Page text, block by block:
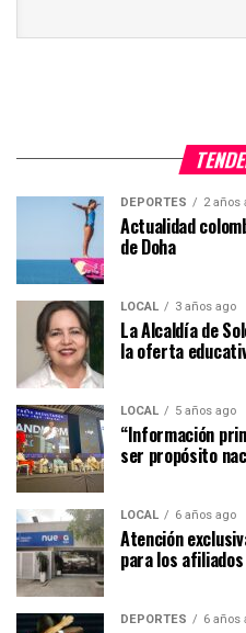
DEPORTES 2 años
Actualidad
de Doha
LOCAL 3 años ago
La Alcaldía de
la oferta
LOCAL 5 años ago
“Información
ser propósito
LOCAL 6 años ago
Atención
para los afiliados
DEPORTES 6 años